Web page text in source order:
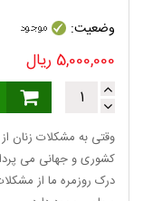
وضعیت:
5,000,000 ریال
وقتی به مشکلات زنان
کشوری و جهانی می
درک روزمره ما از